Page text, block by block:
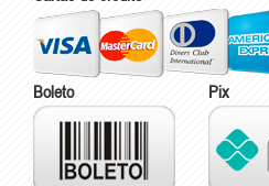
Boleto Pix